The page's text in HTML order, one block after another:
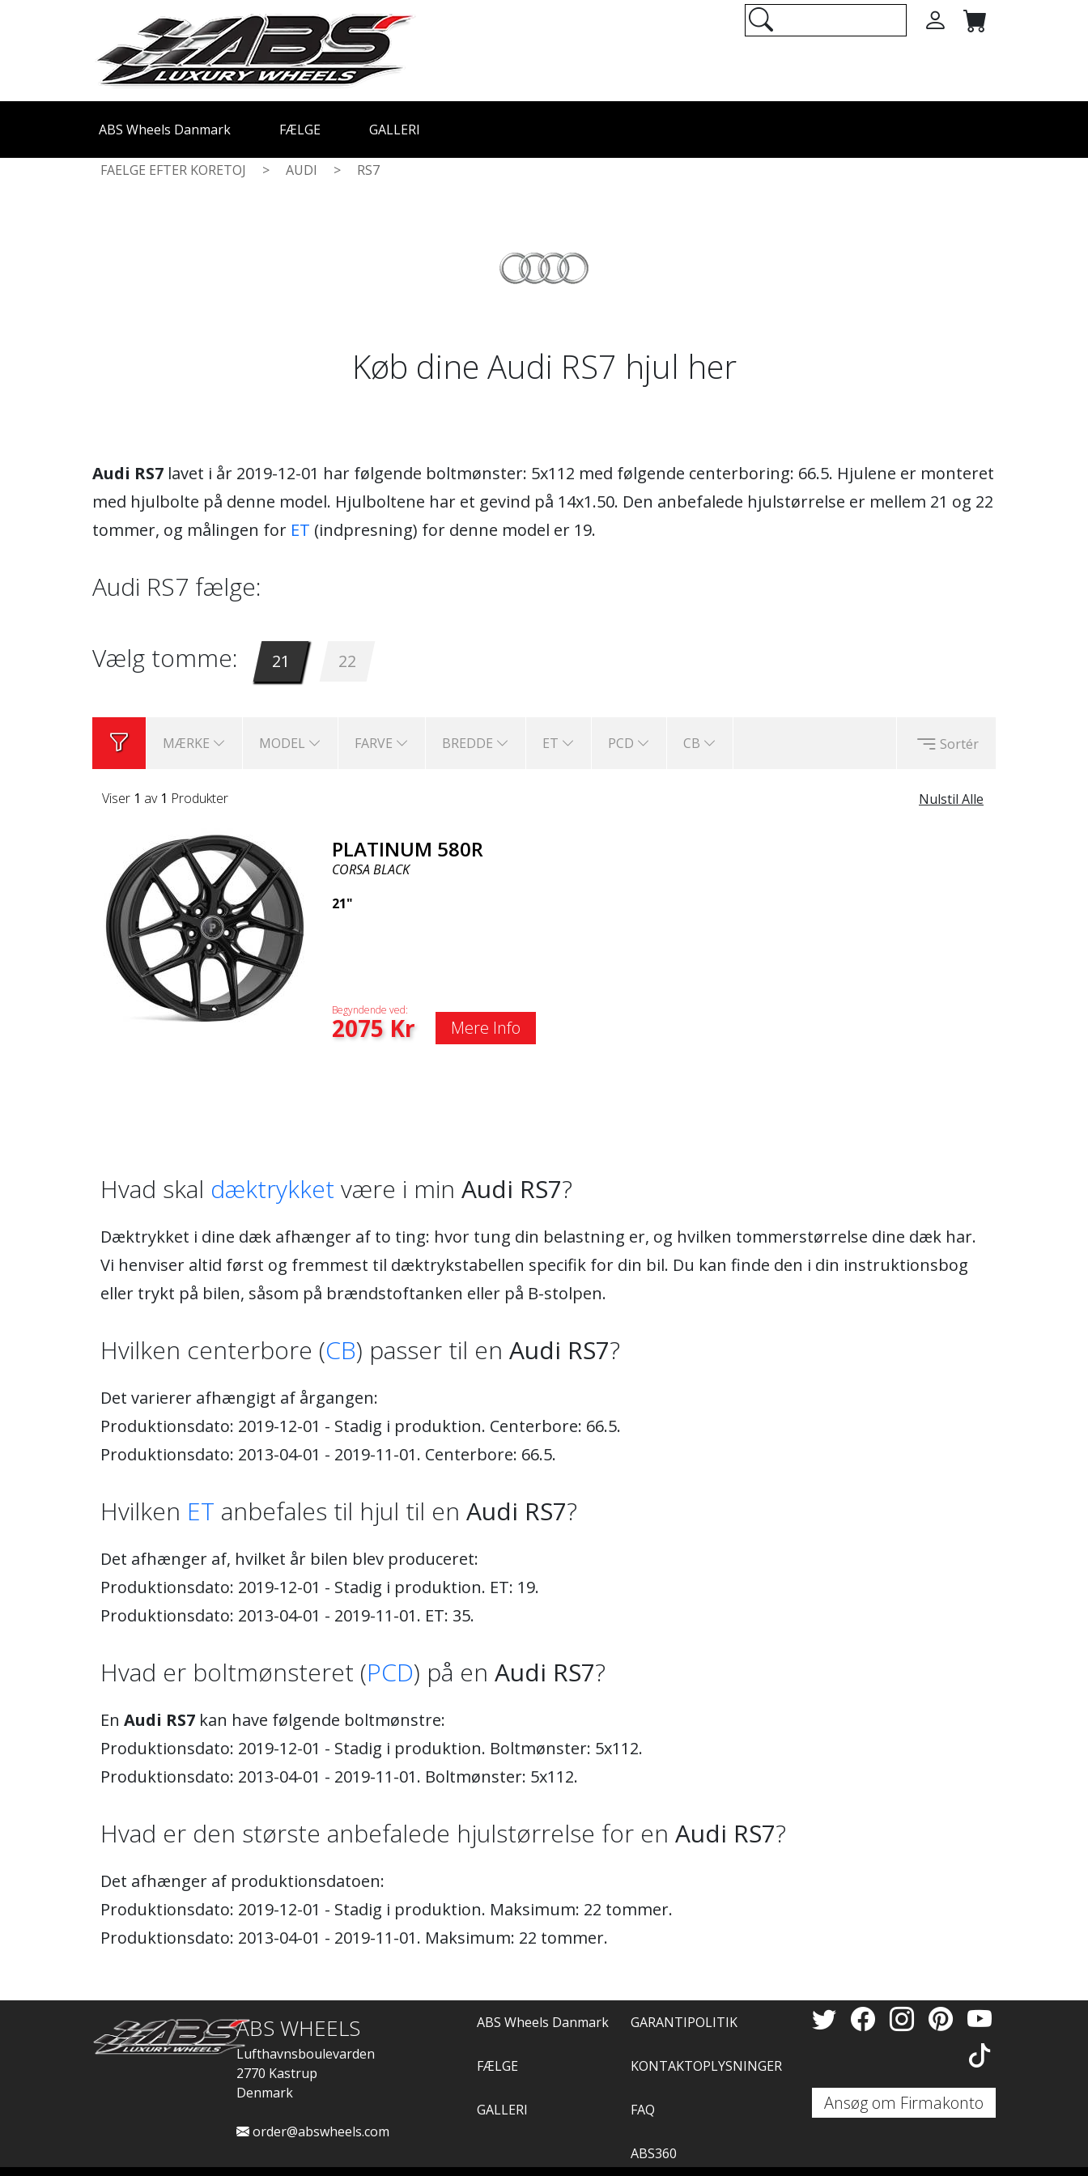
ABS Wheels Danmark FÆLGE GALLERI
FAELGE EFTER KORETOJ > AUDI > RS7
Køb dine Audi RS7 hjul her
Audi RS7 lavet i år 2019-12-01 har følgende boltmønster: 5x112 med følgende centerboring: 66.5. Hjulene er monteret
med hjulbolte på denne model. Hjulboltene har et gevind på 14x1.50. Den anbefalede hjulstørrelse er mellem 21 og 22
tommer, og målingen for ET (indpresning) for denne model er 19.
Audi RS7 fælge:
Vælg tomme: 21 22
MÆRKE MODEL FARVE BREDDE ET PCD CB Sortér
Nulstil Alle
Viser 1 av 1 Produkter
PLATINUM 580R
CORSA BLACK
21"
Begyndende ved:
2075Kr Mere Info
Hvad skal dæktrykket være i min Audi RS7?
Dæktrykket i dine dæk afhænger af to ting: hvor tung din belastning er, og hvilken tommerstørrelse dine dæk har.
Vi henviser altid først og fremmest til dæktrykstabellen specifik for din bil. Du kan finde den i din instruktionsbog
eller trykt på bilen, såsom på brændstoftanken eller på B-stolpen.
Hvilken centerbore (CB) passer til en Audi RS7?
Det varierer afhængigt af årgangen:
Produktionsdato: 2019-12-01 - Stadig i produktion. Centerbore: 66.5.
Produktionsdato: 2013-04-01 - 2019-11-01. Centerbore: 66.5.
Hvilken ET anbefales til hjul til en Audi RS7?
Det afhænger af, hvilket år bilen blev produceret:
Produktionsdato: 2019-12-01 - Stadig i produktion. ET: 19.
Produktionsdato: 2013-04-01 - 2019-11-01. ET: 35.
Hvad er boltmønsteret (PCD) på en Audi RS7?
En Audi RS7 kan have følgende boltmønstre:
Produktionsdato: 2019-12-01 - Stadig i produktion. Boltmønster: 5x112.
Produktionsdato: 2013-04-01 - 2019-11-01. Boltmønster: 5x112.
Hvad er den største anbefalede hjulstørrelse for en Audi RS7?
Det afhænger af produktionsdatoen:
Produktionsdato: 2019-12-01 - Stadig i produktion. Maksimum: 22 tommer.
Produktionsdato: 2013-04-01 - 2019-11-01. Maksimum: 22 tommer.
ABS WHEELS
Lufthavnsboulevarden
2770 Kastrup
Denmark
order@abswheels.com
ABS Wheels Danmark
FÆLGE
GALLERI
GARANTIPOLITIK
KONTAKTOPLYSNINGER
FAQ
ABS360
Ansøg om Firmakonto